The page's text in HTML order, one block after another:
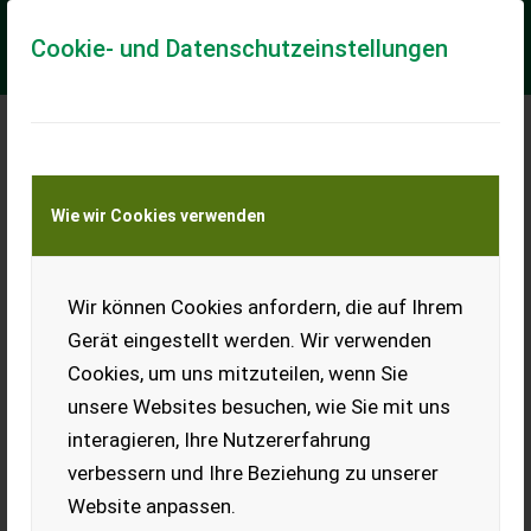
Cookie- und Datenschutzeinstellungen
Wie wir Cookies verwenden
Wir können Cookies anfordern, die auf Ihrem
Gerät eingestellt werden. Wir verwenden
Cookies, um uns mitzuteilen, wenn Sie
unsere Websites besuchen, wie Sie mit uns
interagieren, Ihre Nutzererfahrung
verbessern und Ihre Beziehung zu unserer
Website anpassen.
Meine Transportkostenanfrage
Transport von Land- und Baumaschinen –
KEINE Tiertransporte
Cangini Cangini Benne SQ 50 AL 1600cm
Hydraul. Böschungslöffel
Passend auf Martin M10 Für 7t Bagger
EUR 3.180